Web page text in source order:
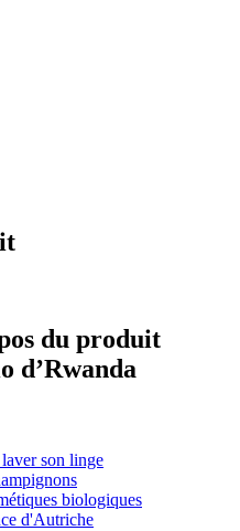
du produit
d’Rwanda
son linge
biologiques
d'Autriche